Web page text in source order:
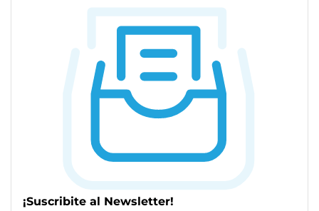
¡Suscribite al Newsletter!